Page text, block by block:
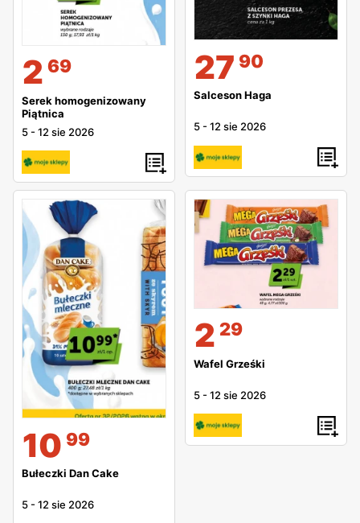
2 69
Serek homogenizowany
Piątnica
5 -12 sie 2026
27 90
Salceson Haga
5 -12 sie 2026
10 99
Bułeczki Dan Cake
5 -12 sie 2026
2 29
Wafel Grześki
5 -12 sie 2026